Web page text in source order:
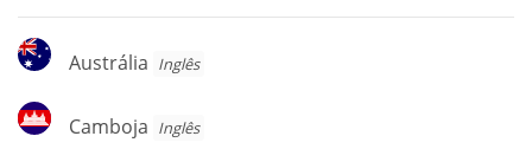
Austrália
Austrália Inglês
Camboja
Camboja Inglês